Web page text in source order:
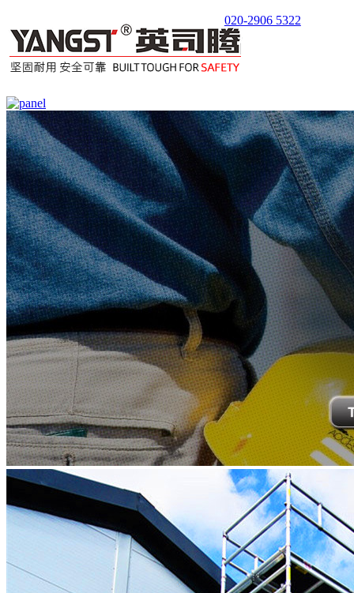
020-2906 5322